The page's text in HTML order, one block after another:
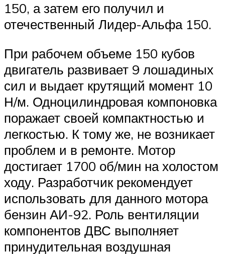
150, а затем его получил и
отечественный Лидер-Альфа 150.
При рабочем объеме 150 кубов
двигатель развивает 9 лошадиных
сил и выдает крутящий момент 10
Н/м. Одноцилиндровая компоновка
поражает своей компактностью и
легкостью. К тому же, не возникает
проблем и в ремонте. Мотор
достигает 1700 об/мин на холостом
ходу. Разработчик рекомендует
использовать для данного мотора
бензин АИ-92. Роль вентиляции
компонентов ДВС выполняет
принудительная воздушная